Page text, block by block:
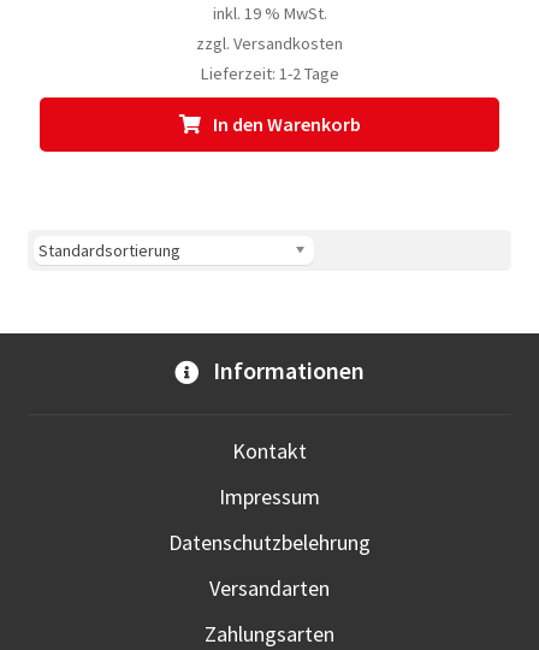
inkl. 19 % MwSt.
zzgl. Versandkosten
Lieferzeit: 1-2 Tage
In den Warenkorb
Informationen
Kontakt
Impressum
Datenschutzbelehrung
Versandarten
Zahlungsarten